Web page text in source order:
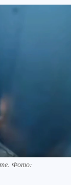
Фото: